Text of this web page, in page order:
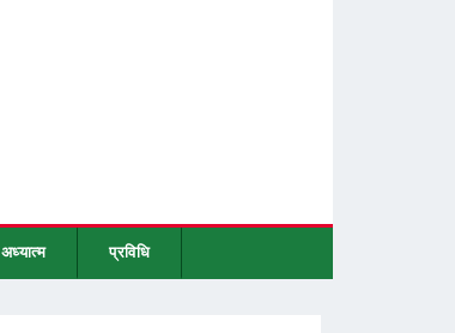
अध्यात्म प्रविधि